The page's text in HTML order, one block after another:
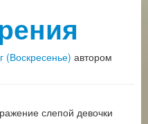
(Воскресенье) автором
слепой девочки